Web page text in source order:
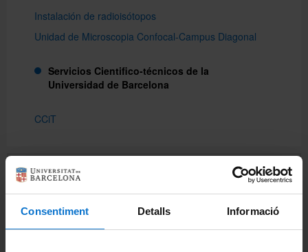
Consentiment Detalls Informació
Instalación de radioisótopos
Unidad de Microscopia Confocal-Campus Diagonal
Servicios Cientifico-técnicos de la
Universidad de Barcelona
CCiT
Intranet (PDI y PTGAS)